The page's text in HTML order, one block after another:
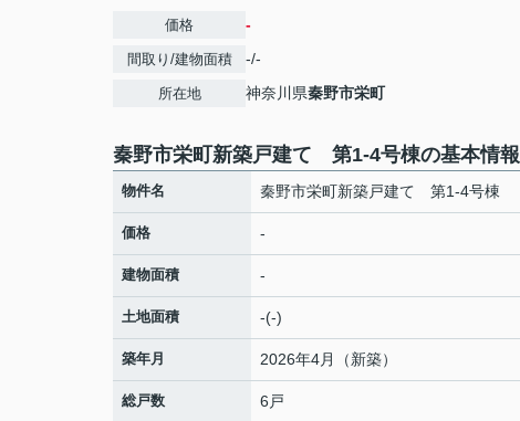
価格 -
間取り/建物面積 -/-
所在地 神奈川県秦野市栄町
秦野市栄町新築戸建て 第1-4号棟の基本情報
物件名 秦野市栄町新築戸建て 第1-4号棟
価格 -
建物面積 -
土地面積 -(-)
築年月 2026年4月（新築）
総戸数 6戸